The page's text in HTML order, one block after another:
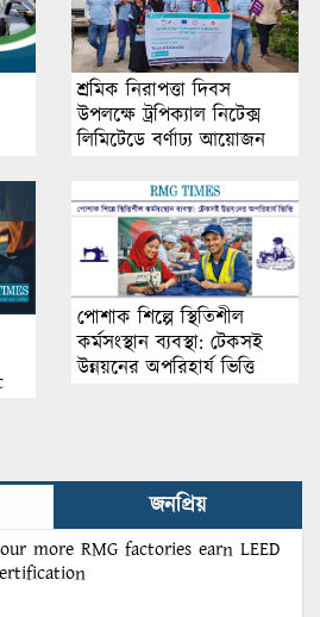
শ্রমিক নিরাপত্তা দিবস
উপলক্ষে ট্রপিক্যাল নিটেক্স
লিমিটেডে বর্ণাঢ্য আয়োজন
পোশাক শিল্পে স্থিতিশীল
কর্মসংস্থান ব্যবস্থা: টেকসই
উন্নয়নের অপরিহার্য ভিত্তি
জনপ্রিয়
more RMG factories earn LEED